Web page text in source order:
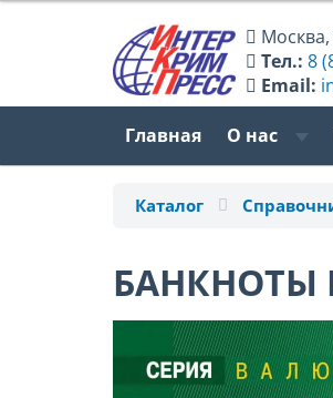
Москва
Тел.: 8
Email:
Главная О нас
Каталог
БАНКНОТЫ